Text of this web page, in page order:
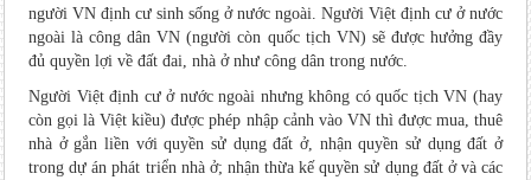
người VN định cư sinh sống ở nước ngoài. Người Việt định cư ở nước
ngoài là công dân VN (người còn quốc tịch VN) sẽ được hưởng đầy
đủ quyền lợi về đất đai, nhà ở như công dân trong nước.
Người Việt định cư ở nước ngoài nhưng không có quốc tịch VN (hay
còn gọi là Việt kiều) được phép nhập cảnh vào VN thì được mua, thuê
nhà ở gắn liền với quyền sử dụng đất ở, nhận quyền sử dụng đất ở
trong dự án phát triển nhà ở; nhận thừa kế quyền sử dụng đất ở và các